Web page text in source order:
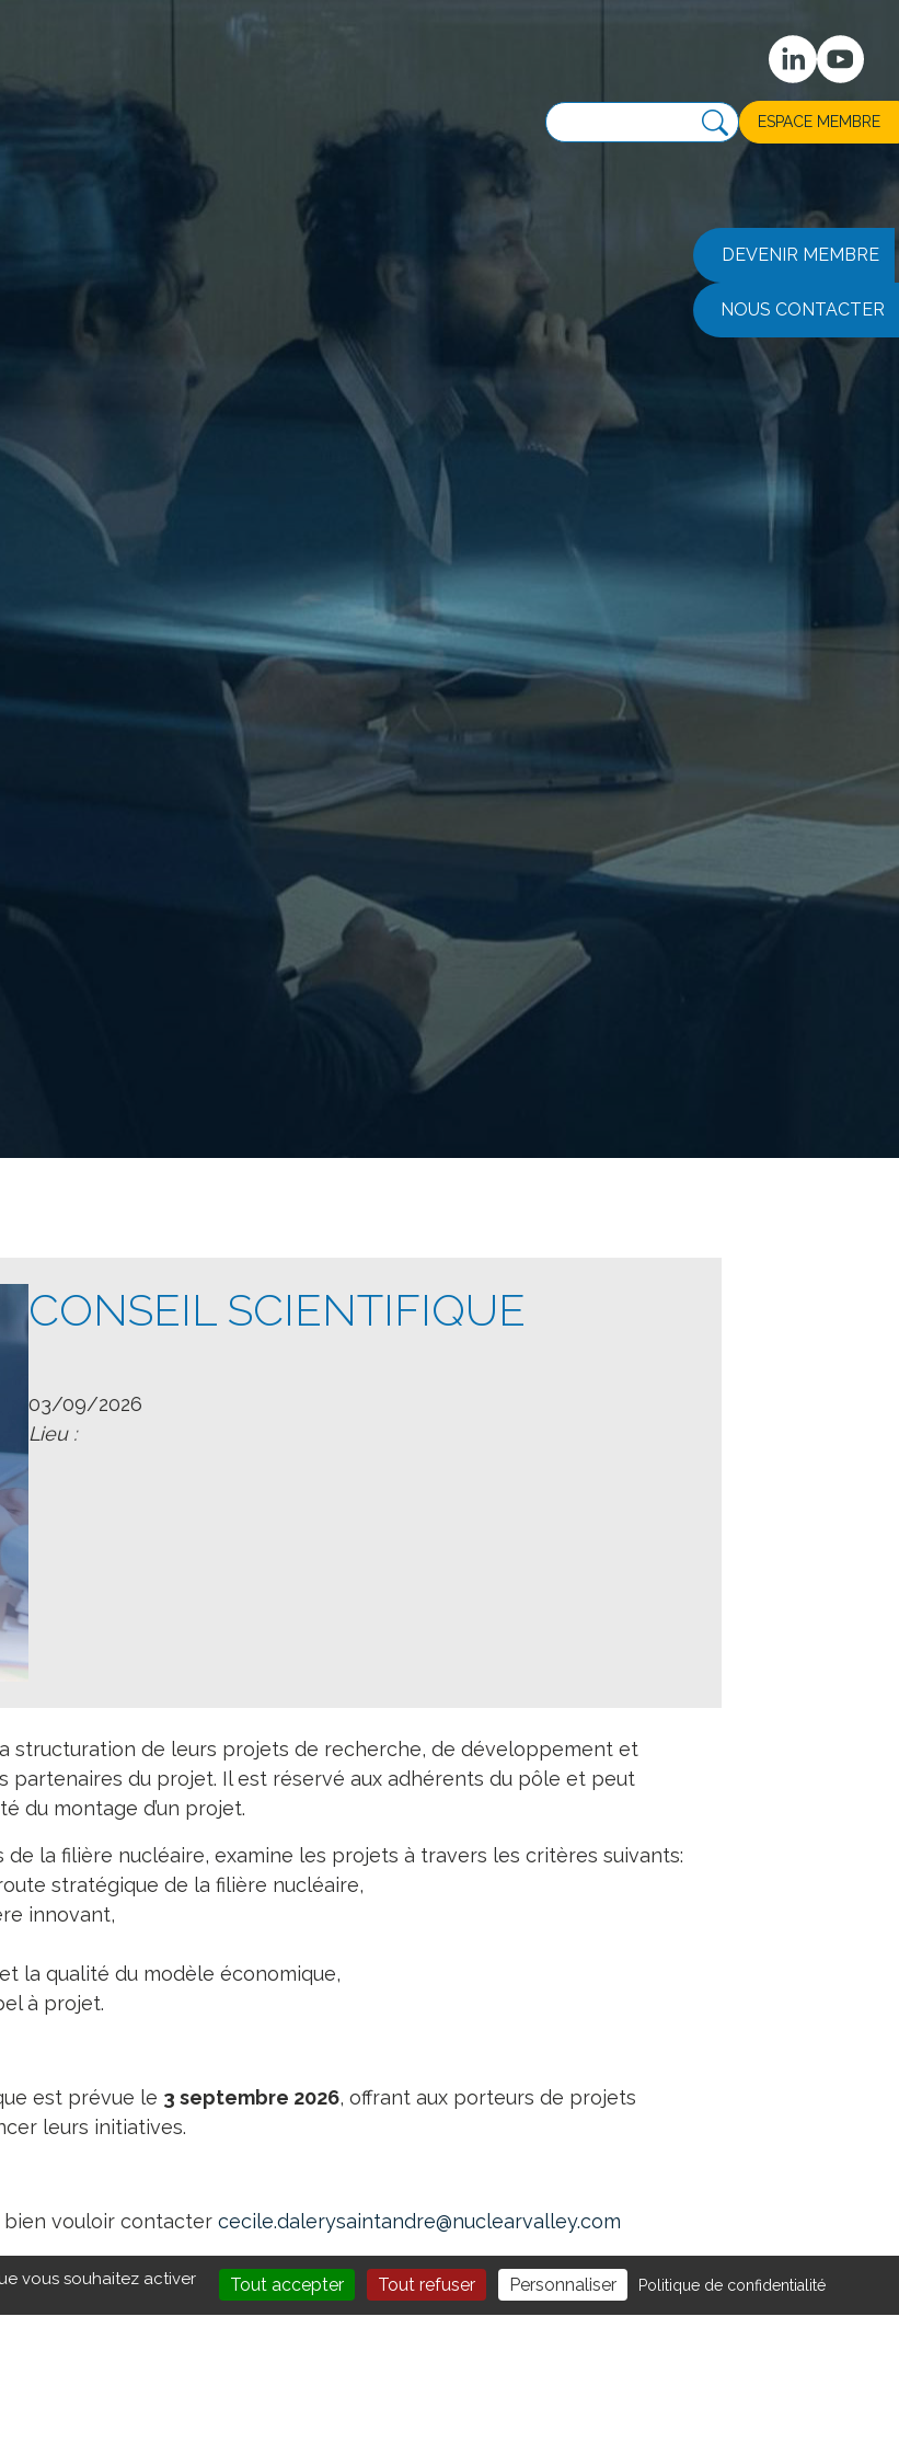
DEVENIR MEMBRE
NOUS CONTACTER
ESPACE MEMBRE
CONSEIL SCIENTIFIQUE
03/09/2026
Lieu :
structuration de leurs projets de recherche, de développement et
partenaires du projet. Il est réservé aux adhérents du pôle et peut
du montage d’un projet.
de la filière nucléaire, examine les projets à travers les critères suivants:
stratégique de la filière nucléaire,
innovant,
la qualité du modèle économique,
à projet.
est prévue le 3 septembre 2026, offrant aux porteurs de projets
leurs initiatives.
bien vouloir contacter cecile.dalerysaintandre@nuclearvalley.com
vous souhaitez activer Tout accepter Tout refuser Personnaliser Politique de confidentialité